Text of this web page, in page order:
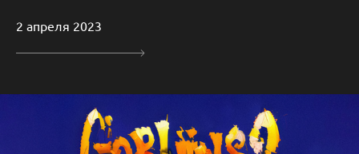
2 апреля 2023